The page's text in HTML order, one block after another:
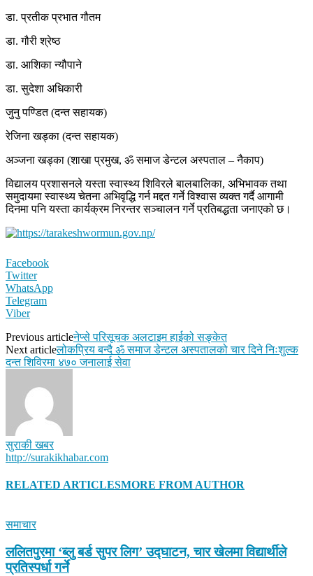
डा. प्रतीक प्रभात गौतम
डा. गौरी श्रेष्ठ
डा. आशिका न्यौपाने
डा. सुदेशा अधिकारी
जुनु पण्डित (दन्त सहायक)
रेजिना खड्का (दन्त सहायक)
अञ्जना खड्का (शाखा प्रमुख, ॐ समाज डेन्टल अस्पताल – नैकाप)
विद्यालय प्रशासनले यस्ता स्वास्थ्य शिविरले बालबालिका, अभिभावक तथा
समुदायमा स्वास्थ्य चेतना अभिवृद्धि गर्न मद्दत गर्ने विश्वास व्यक्त गर्दै आगामी
दिनमा पनि यस्ता कार्यक्रम निरन्तर सञ्चालन गर्ने प्रतिबद्धता जनाएको छ।
Facebook
Twitter
WhatsApp
Telegram
Viber
Previous articleनेप्से परिसूचक अलटाइम हाईको सङ्केत
Next articleलोकप्रिय बन्दै ॐ समाज डेन्टल अस्पतालको चार दिने निःशुल्क
दन्त शिविरमा ४७० जनालाई सेवा
सुराकी खबर
http://surakikhabar.com
RELATED ARTICLESMORE FROM AUTHOR
समाचार
ललितपुरमा ‘ब्लु बर्ड सुपर लिग’ उद्घाटन, चार खेलमा विद्यार्थीले
प्रतिस्पर्धा गर्ने